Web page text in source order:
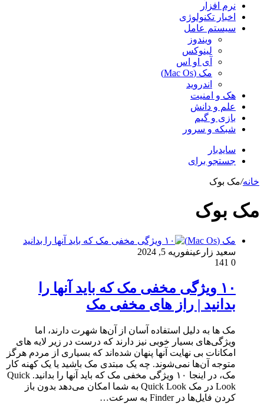
نرم افزار
اخبار تکنولوژی
سیستم عامل
ویندوز
لینوکس
آی او اس
مک (Mac Os)
اندروید
هک و امنیت
علم و دانش
بازی و گیم
شبکه و سرور
سایدبار
جستجو برای
خانه/مک بوک
مک بوک
مک (Mac Os)
سعید زارعینفوریه 5, 2024
0
۱۰ ویژگی مخفی مک که باید آنها را
بدانید | راز های مخفی مک
مک ها به دلیل استفاده آسان از آن‌ها شهرت دارند، اما
ویژگی‌های بسیار خوبی نیز دارند که درست در زیر لایه های
امکانات بی نهایت آنها پنهان شده‌اند که بسیاری از مردم هرگز
متوجه آن‌ها نمی‌شوند. چه یک مبتدی مک باشید یا یک کهنه کار
مک، در اینجا ۱۰ ویژگی مخفی مک که باید آنها را بدانید. Quick
Look در مک Quick Look به شما امکان می‌دهد بدون باز
کردن فایل‌ها در Finder به سرعت…